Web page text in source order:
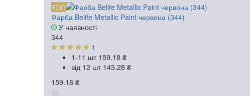
ТОП
Фарба Belife Metallic Paint червона (344)
У наявності
344
1
1-11 шт 159.18 ₴
від 12 шт 143.28 ₴
159.18 ₴